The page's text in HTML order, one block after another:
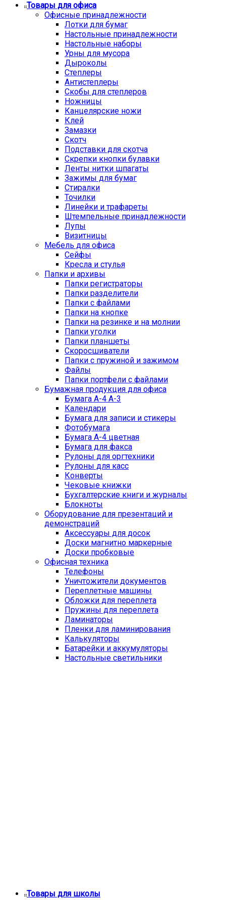
Товары для офиса
Офисные принадлежности
Лотки для бумаг
Настольные принадлежности
Настольные наборы
Урны для мусора
Дыроколы
Степлеры
Антистеплеры
Скобы для степлеров
Ножницы
Канцелярские ножи
Клей
Замазки
Скотч
Подставки для скотча
Скрепки кнопки булавки
Ленты нитки шпагаты
Зажимы для бумаг
Стиралки
Точилки
Линейки и трафареты
Штемпельные принадлежности
Лупы
Визитницы
Мебель для офиса
Сейфы
Кресла и стулья
Папки и архивы
Папки регистраторы
Папки разделители
Папки с файлами
Папки на кнопке
Папки на резинке и на молнии
Папки уголки
Папки планшеты
Скоросшиватели
Папки с пружиной и зажимом
Файлы
Папки портфели с файлами
Бумажная продукция для офиса
Бумага А-4 А-3
Календари
Бумага для записи и стикеры
Фотобумага
Бумага А-4 цветная
Бумага для факса
Рулоны для оргтехники
Рулоны для касс
Конверты
Чековые книжки
Бухгалтерские книги и журналы
Блокноты
Оборудование для презентаций и
демонстраций
Аксессуары для досок
Доски магнитно маркерные
Доски пробковые
Офисная техника
Телефоны
Уничтожители документов
Переплетные машины
Обложки для переплета
Пружины для переплета
Ламинаторы
Пленки для ламинирования
Калькуляторы
Батарейки и аккумуляторы
Настольные светильники
Товары для школы